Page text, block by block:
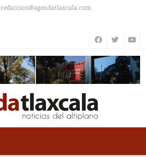
redaccion@agendatlaxcala.com